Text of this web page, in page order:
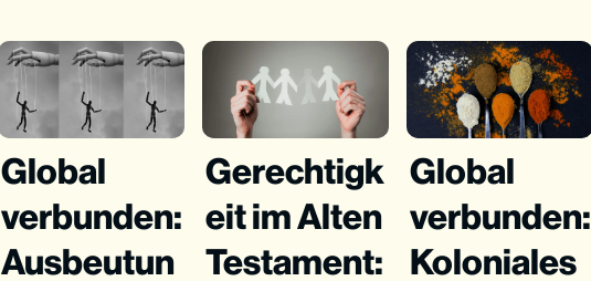
Global
verbunden:
Ausbeutun
Gerechtigk
eit im Alten
Testament:
Global
verbunden:
Koloniales